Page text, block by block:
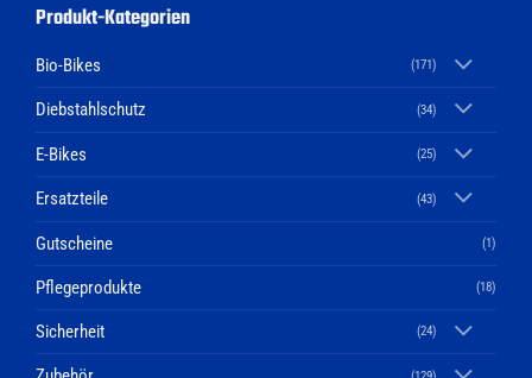
Produkt-Kategorien
Bio-Bikes (171)
Diebstahlschutz (34)
E-Bikes (25)
Ersatzteile (43)
Gutscheine (1)
Pflegeprodukte (18)
Sicherheit (24)